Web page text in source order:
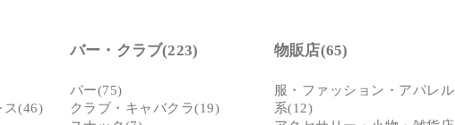
等の騒音等で使用者側に生じた人・物・時間・金銭的な損害につきまして
ス(46)
バー・クラブ(223)
バー(75)
クラブ・キャバクラ(19)
物販店(65)
服・ファッション・アパレル
系(12)